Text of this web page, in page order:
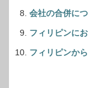
会社の合併に
フィリピンに
フィリピンか